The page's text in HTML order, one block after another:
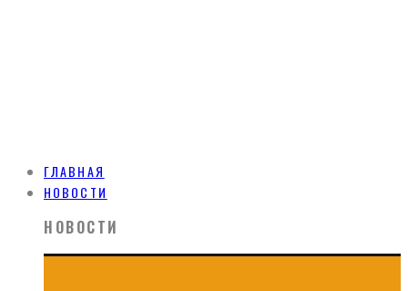
ГЛАВНАЯ
НОВОСТИ
НОВОСТИ